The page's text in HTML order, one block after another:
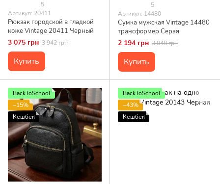
5
Артикул: 20411
Рюкзак городской в гладкой
коже Vintage 20411 Черный
3 075 грн 3 942 грн
Купить
5
Артикул: 14480
Сумка мужская Vintage 14480
трансформер Серая
2 194 грн 3 048 грн
Купить
BackToSchool
−15%
Кешбек
BackToSchool
−43%
Кешбек